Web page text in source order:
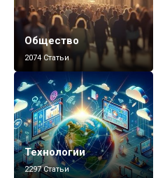
Общество
2074 Статьи
Технологии
2297 Статьи